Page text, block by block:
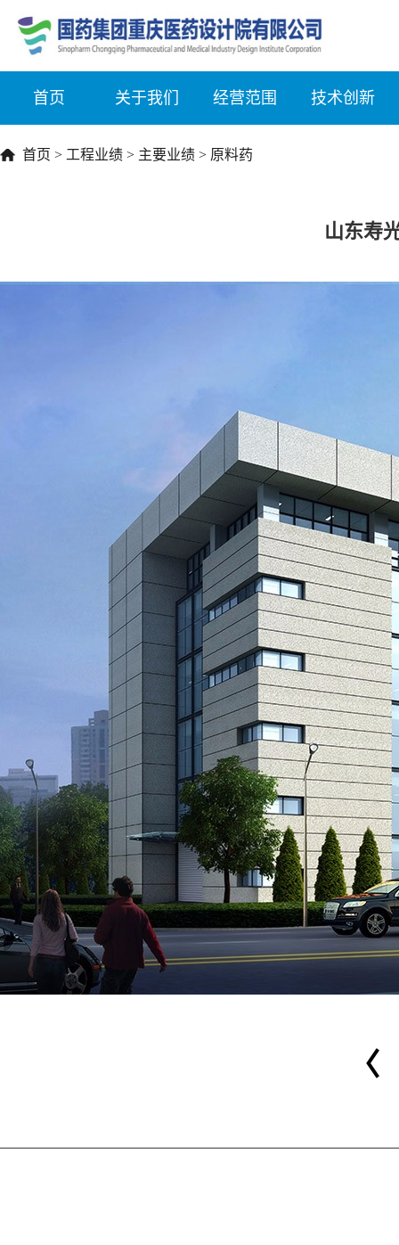
首页 关于我们 经营范围 技术创新
首页 > 工程业绩 > 主要业绩 > 原料药
山东寿